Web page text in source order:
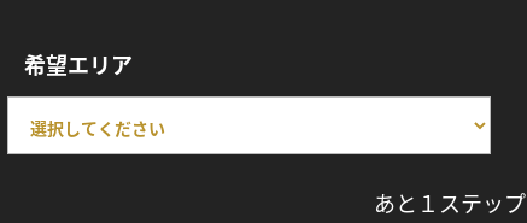
希望エリア
あと１ステッ